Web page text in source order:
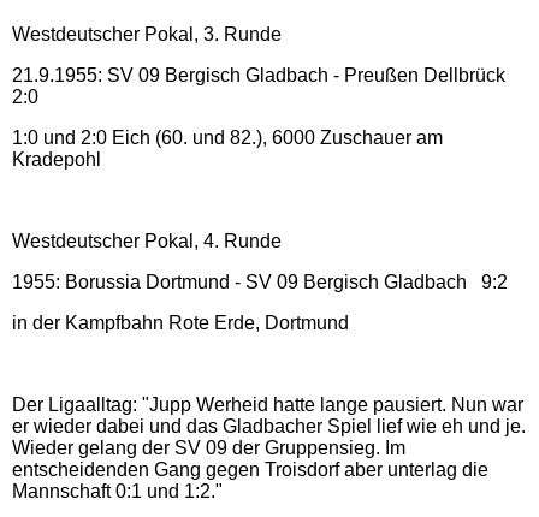
Westdeutscher Pokal, 3. Runde
21.9.1955: SV 09 Bergisch Gladbach - Preußen Dellbrück
2:0
1:0 und 2:0 Eich (60. und 82.), 6000 Zuschauer am
Kradepohl
Westdeutscher Pokal, 4. Runde
1955: Borussia Dortmund - SV 09 Bergisch Gladbach 9:2
in der Kampfbahn Rote Erde, Dortmund
Der Ligaalltag: "Jupp Werheid hatte lange pausiert. Nun war
er wieder dabei und das Gladbacher Spiel lief wie eh und je.
Wieder gelang der SV 09 der Gruppensieg. Im
entscheidenden Gang gegen Troisdorf aber unterlag die
Mannschaft 0:1 und 1:2."